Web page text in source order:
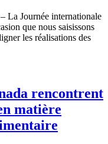
La Journée internationale
que nous saisissons
les réalisations des
rencontrent
matière